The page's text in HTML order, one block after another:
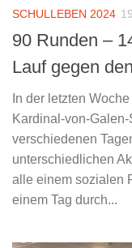
SCHULLEBEN 2024
90 Runden –
Lauf gegen
In der letzten
Kardinal-von-
verschiedenen
unterschiedlichen
alle einem sozialen
einem Tag durch...